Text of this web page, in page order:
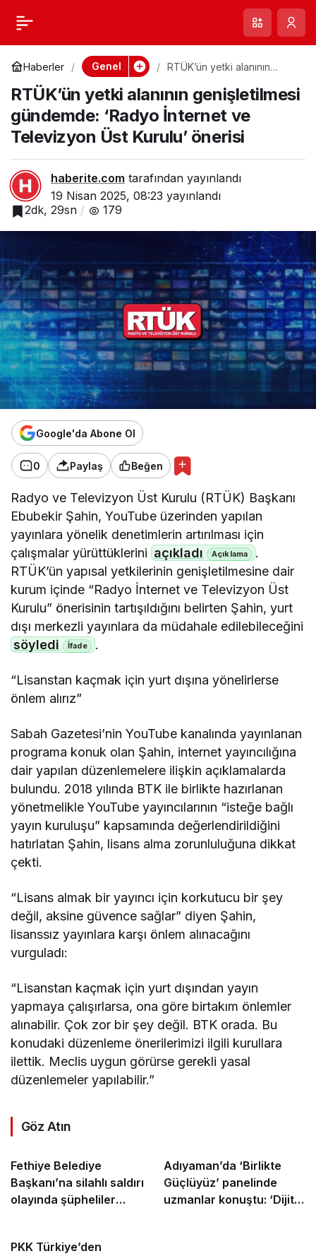
Haberler Genel
RTÜK’ün yetki alanının
‘Radyo İnternet ve
Televizyon Üst Kurulu’
önerisi
RTÜK’ün yetki alanının genişletilmesi
gündemde: ‘Radyo İnternet ve
Televizyon Üst Kurulu’ önerisi
haberite.com tarafından yayınlandı
19 Nisan 2025, 08:23 yayınlandı
2dk, 29sn
179
Google'da Abone Ol
0 Paylaş Beğen
Radyo ve Televizyon Üst Kurulu (RTÜK) Başkanı
Ebubekir Şahin, YouTube üzerinden yapılan
yayınlara yönelik denetimlerin artırılması için
çalışmalar yürüttüklerini açıkladı
.
RTÜK’ün yapısal yetkilerinin genişletilmesine dair
kurum içinde “Radyo İnternet ve Televizyon Üst
Kurulu” önerisinin tartışıldığını belirten Şahin, yurt
dışı merkezli yayınlara da müdahale edilebileceğini
söyledi
.
“Lisanstan kaçmak için yurt dışına yönelirlerse
önlem alırız”
Sabah Gazetesi’nin YouTube kanalında yayınlanan
programa konuk olan Şahin, internet yayıncılığına
dair yapılan düzenlemelere ilişkin açıklamalarda
bulundu. 2018 yılında BTK ile birlikte hazırlanan
yönetmelikle YouTube yayıncılarının “isteğe bağlı
yayın kuruluşu” kapsamında değerlendirildiğini
hatırlatan Şahin, lisans alma zorunluluğuna dikkat
çekti.
“Lisans almak bir yayıncı için korkutucu bir şey
değil, aksine güvence sağlar” diyen Şahin,
lisanssız yayınlara karşı önlem alınacağını
vurguladı:
“Lisanstan kaçmak için yurt dışından yayın
yapmaya çalışırlarsa, ona göre birtakım önlemler
alınabilir. Çok zor bir şey değil. BTK orada. Bu
konudaki düzenleme önerilerimizi ilgili kurullara
ilettik. Meclis uygun görürse gerekli yasal
düzenlemeler yapılabilir.”
Göz Atın
Fethiye Belediye
Başkanı’na silahlı saldırı
olayında şüpheliler
Adıyaman’da ‘Birlikte
Güçlüyüz’ panelinde
uzmanlar konuştu: ‘Dijital
PKK Türkiye’den
CHP Lideri Özgür
Özel’e yumruklu
saldırı: Zanlının şok
geçmişi ve ilk ifadesi
ortaya çıktı
Paylaş